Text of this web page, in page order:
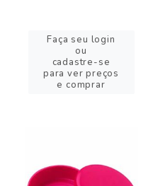
Faça seu login
ou
cadastre-se
para ver preços
e comprar